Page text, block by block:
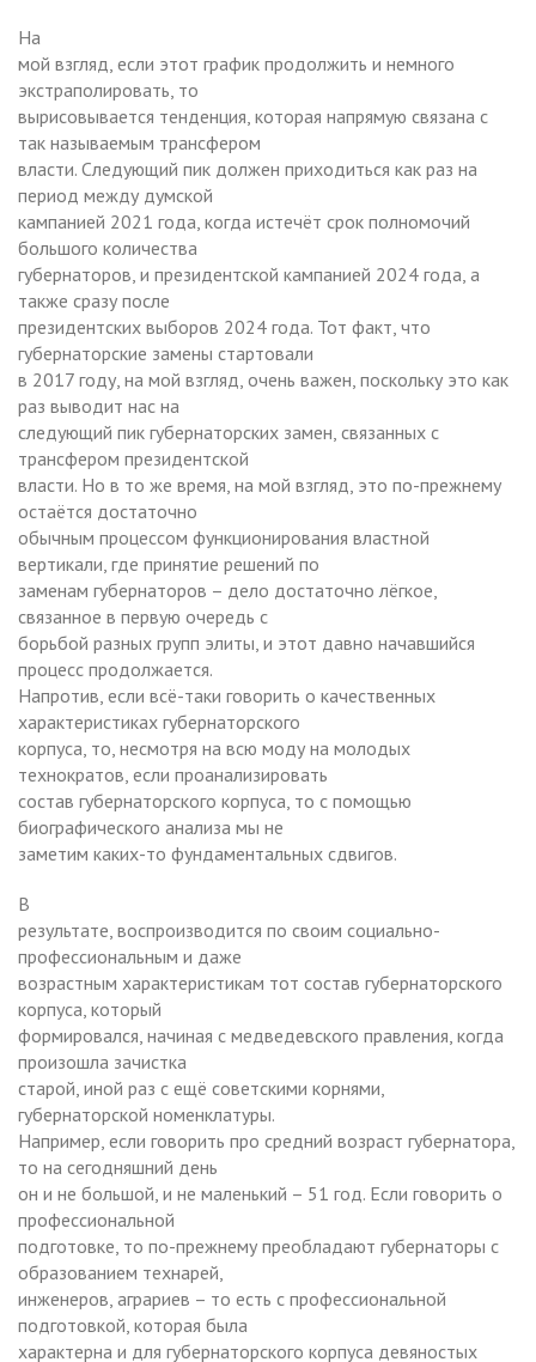
На
мой взгляд, если этот график продолжить и немного
экстраполировать, то
вырисовывается тенденция, которая напрямую связана с
так называемым трансфером
власти. Следующий пик должен приходиться как раз на
период между думской
кампанией 2021 года, когда истечёт срок полномочий
большого количества
губернаторов, и президентской кампанией 2024 года, а
также сразу после
президентских выборов 2024 года. Тот факт, что
губернаторские замены стартовали
в 2017 году, на мой взгляд, очень важен, поскольку это как
раз выводит нас на
следующий пик губернаторских замен, связанных с
трансфером президентской
власти. Но в то же время, на мой взгляд, это по-прежнему
остаётся достаточно
обычным процессом функционирования властной
вертикали, где принятие решений по
заменам губернаторов – дело достаточно лёгкое,
связанное в первую очередь с
борьбой разных групп элиты, и этот давно начавшийся
процесс продолжается.
Напротив, если всё-таки говорить о качественных
характеристиках губернаторского
корпуса, то, несмотря на всю моду на молодых
технократов, если проанализировать
состав губернаторского корпуса, то с помощью
биографического анализа мы не
заметим каких-то фундаментальных сдвигов.
В
результате, воспроизводится по своим социально-
профессиональным и даже
возрастным характеристикам тот состав губернаторского
корпуса, который
формировался, начиная с медведевского правления, когда
произошла зачистка
старой, иной раз с ещё советскими корнями,
губернаторской номенклатуры.
Например, если говорить про средний возраст губернатора,
то на сегодняшний день
он и не большой, и не маленький – 51 год. Если говорить о
профессиональной
подготовке, то по-прежнему преобладают губернаторы с
образованием технарей,
инженеров, аграриев – то есть с профессиональной
подготовкой, которая была
характерна и для губернаторского корпуса девяностых